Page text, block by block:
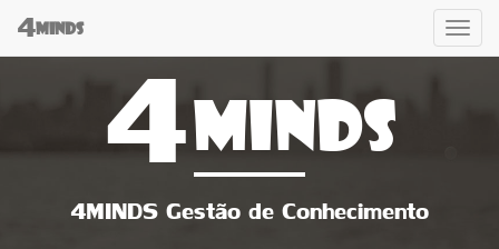
4MINDS 4MINDS
4MINDS Gestão de Conhecimento